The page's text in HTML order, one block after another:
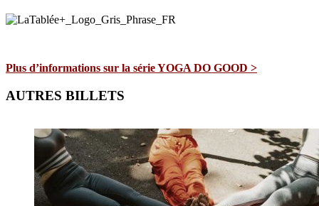
Plus d’informations sur la série YOGA DO GOOD >
AUTRES BILLETS